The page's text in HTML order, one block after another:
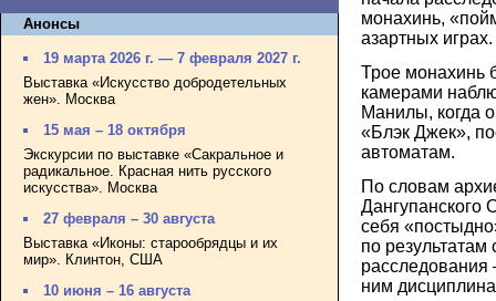
Анонсы
19 марта 2026 г. — 7 февраля 2027 г.
Выставка «Искусство добродетельных
жен». Москва
15 мая – 18 октября
Экскурсии по выставке «Сакральное и
радикальное. Красная нить русского
искусства». Москва
27 февраля – 30 августа
Выставка «Иконы: старообрядцы и их
мир». Клинтон, США
10 июня – 16 августа
монахинь,
азартных играх.
Трое монахинь
камерами
Манилы, когда
«Блэк Джек»,
автоматам.
По словам
Дангупанского
себя
по результатам
расследования
ним